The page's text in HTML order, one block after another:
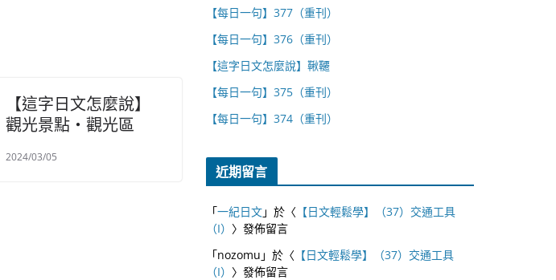
【這字日文怎麼說】
觀光景點・觀光區
2024/03/05
【每日一句】377（重刊）
【每日一句】376（重刊）
【這字日文怎麼說】鞦韆
【每日一句】375（重刊）
【每日一句】374（重刊）
近期留言
「一紀日文」於〈 【日文輕鬆學】（37）交通工具
（I） 〉發佈留言
「nozomu 」於〈 【日文輕鬆學】（37）交通工具
（I） 〉發佈留言